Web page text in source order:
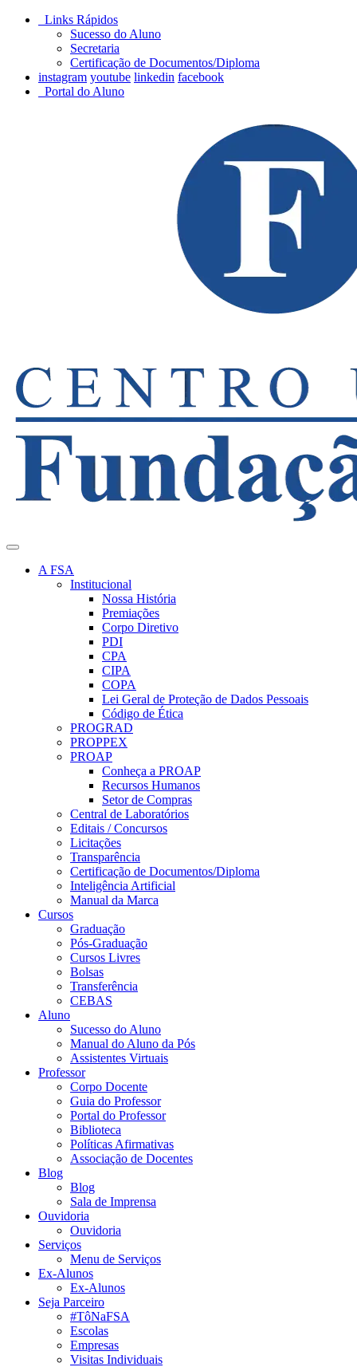
Links Rápidos
Sucesso do Aluno
Secretaria
Certificação de Documentos/Diploma
instagram youtube linkedin facebook
Portal do Aluno
A FSA
Institucional
Nossa História
Premiações
Corpo Diretivo
PDI
CPA
CIPA
COPA
Lei Geral de Proteção de Dados Pessoais
Código de Ética
PROGRAD
PROPPEX
PROAP
Conheça a PROAP
Recursos Humanos
Setor de Compras
Central de Laboratórios
Editais / Concursos
Licitações
Transparência
Certificação de Documentos/Diploma
Inteligência Artificial
Manual da Marca
Cursos
Graduação
Pós-Graduação
Cursos Livres
Bolsas
Transferência
CEBAS
Aluno
Sucesso do Aluno
Manual do Aluno da Pós
Assistentes Virtuais
Professor
Corpo Docente
Guia do Professor
Portal do Professor
Biblioteca
Políticas Afirmativas
Associação de Docentes
Blog
Blog
Sala de Imprensa
Ouvidoria
Ouvidoria
Serviços
Menu de Serviços
Ex-Alunos
Ex-Alunos
Seja Parceiro
#TôNaFSA
Escolas
Empresas
Visitas Individuais